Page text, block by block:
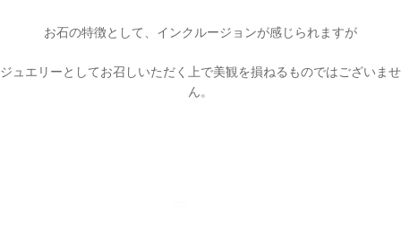
お石の特徴として、インクルージョンが感じられますが
ジュエリーとしてお召しいただく上で美観を損ねるものではございませ
ん。